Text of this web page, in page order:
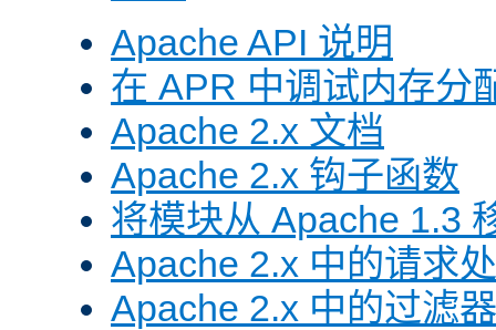
Apache API 说明
在 APR 中调试内存分
Apache 2.x 文档
Apache 2.x 钩子函数
将模块从 Apache 1.3
Apache 2.x 中的请求
Apache 2.x 中的过滤器